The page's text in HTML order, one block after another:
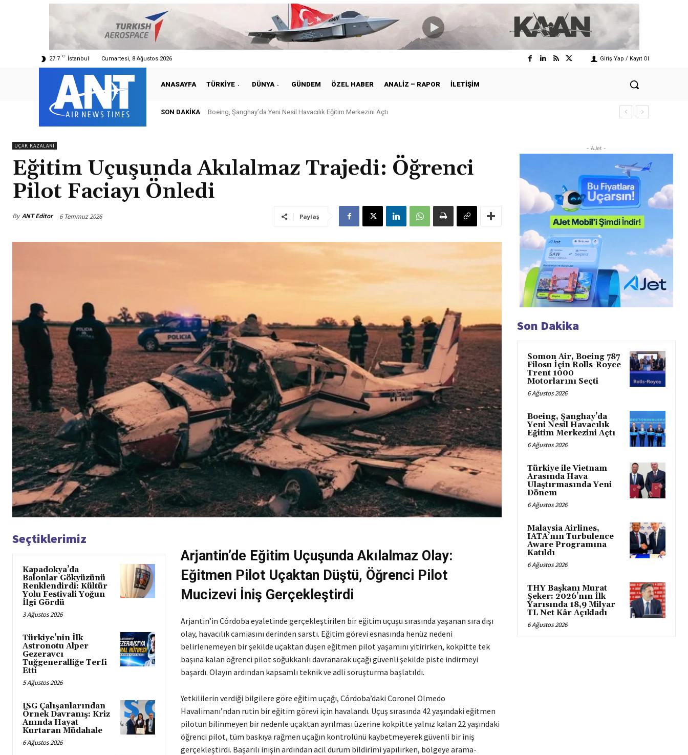
27.7 C İstanbul Cumartesi, 8 Ağustos 2026 Giriş Yap / Kayıt Ol
ANASAYFA TÜRKIYE DÜNYA GÜNDEM ÖZEL HABER ANALIZ – RAPOR İLETIŞIM
SON DAKIKA Boeing, Şanghay’da Yeni Nesil Havacılık Eğitim Merkezini Açtı
Türkiye ile Vietnam Arasında Hava Ulaştırmasında Yeni Dönem
UÇAK KAZALARI
Eğitim Uçuşunda Akılalmaz Trajedi: Öğrenci
Pilot Faciayı Önledi
By ANT Editor 6 Temmuz 2026 Paylaş
Seçtiklerimiz
Kapadokya’da
Balonlar Gökyüzünü
Renklendirdi: Kültür
Yolu Festivali Yoğun
İlgi Gördü
3 Ağustos 2026
Türkiye’nin İlk
Astronotu Alper
Gezeravcı
Tuğgeneralliğe Terfi
Etti
5 Ağustos 2026
ISG Çalışanlarından
Örnek Davranış: Kriz
Anında Hayat
Kurtaran Müdahale
6 Ağustos 2026
Arjantin’de Eğitim Uçuşunda Akılalmaz Olay:
Eğitmen Pilot Uçaktan Düştü, Öğrenci Pilot
Mucizevi İniş Gerçekleştirdi
Arjantin’in Córdoba eyaletinde gerçekleştirilen bir eğitim uçuşu sırasında yaşanan sıra dışı
olay, havacılık camiasını derinden sarstı. Eğitim görevi esnasında henüz nedeni
belirlenemeyen bir şekilde uçaktan düşen eğitmen pilot yaşamını yitirirken, kokpitte tek
başına kalan öğrenci pilot soğukkanlı davranarak uçağı güvenli şekilde piste indirmeyi
başardı. Olayın ardından kapsamlı teknik ve adli soruşturma başlatıldı.
Yetkililerin verdiği bilgilere göre eğitim uçağı, Córdoba’daki Coronel Olmedo
Havalimanı’ndan rutin bir eğitim görevi için havalandı. Uçuş sırasında 42 yaşındaki eğitmen
pilotun bilinmeyen bir nedenle uçaktan ayrılması üzerine kokpitte yalnız kalan 22 yaşındaki
öğrenci pilot, tüm baskıya rağmen uçağın kontrolünü kaybetmeyerek güvenli bir iniş
gerçekleştirdi. Başarılı inişin ardından acil durum bildirimi yapılırken, bölgeye arama-
- AJet -
Son Dakika
Somon Air, Boeing 787
Filosu İçin Rolls-Royce
Trent 1000
Motorlarını Seçti
6 Ağustos 2026
Boeing, Şanghay’da
Yeni Nesil Havacılık
Eğitim Merkezini Açtı
6 Ağustos 2026
Türkiye ile Vietnam
Arasında Hava
Ulaştırmasında Yeni
Dönem
6 Ağustos 2026
Malaysia Airlines,
IATA’nın Turbulence
Aware Programına
Katıldı
6 Ağustos 2026
THY Başkanı Murat
Şeker: 2026’nın İlk
Yarısında 18,9 Milyar
TL Net Kâr Açıkladı
6 Ağustos 2026